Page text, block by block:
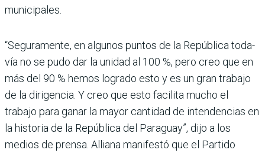
municipales.
“Seguramente, en algunos puntos de la República toda­
vía no se pudo dar la unidad al 100 %, pero creo que en
más del 90 % hemos logrado esto y es un gran trabajo
de la dirigencia. Y creo que esto facilita mucho el
trabajo para ganar la mayor cantidad de intendencias en
la historia de la República del Paraguay”, dijo a los
medios de prensa. Alliana manifestó que el Par­tido